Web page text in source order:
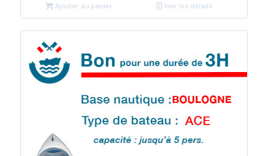
Ajouter au panier Voir les détails